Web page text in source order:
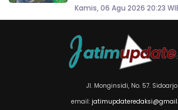
Kamis, 06 Agu 2026 20:23
Jl. Monginsidi, No. 57. Sidoarjo
email: